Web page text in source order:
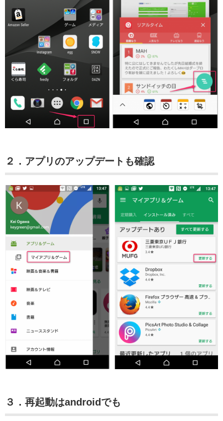
２．アプリのアップデートも確認
３．再起動はandroidでも